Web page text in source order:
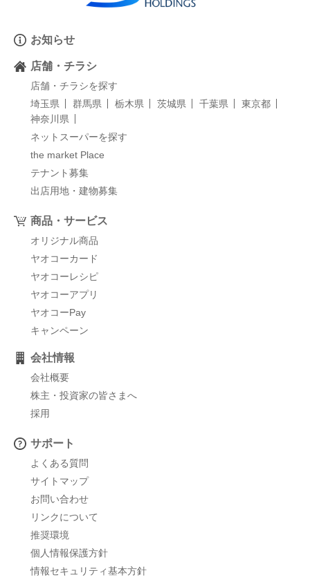
お知らせ
店舗・チラシ
店舗・チラシを探す
埼玉県
群馬県 栃木県 茨城県 千葉県
東京都
神奈川県
ネットスーパーを探す
the market Place
テナント募集
出店用地・建物募集
商品・サービス
オリジナル商品
ヤオコーカード
ヤオコーレシピ
ヤオコーアプリ
ヤオコーPay
キャンペーン
会社情報
会社概要
株主・投資家の皆さまへ
採用
サポート
よくある質問
サイトマップ
お問い合わせ
リンクについて
推奨環境
個人情報保護方針
情報セキュリティ基本方針